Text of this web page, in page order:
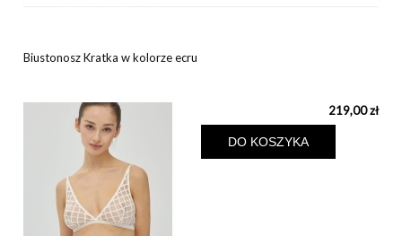
Biustonosz Kratka w kolorze ecru
219,00 zł
DO KOSZYKA